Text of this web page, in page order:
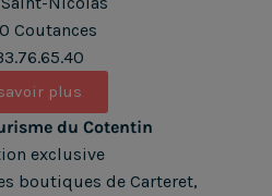
Coutances
plus
du Cotentin
exclusive
boutiques de Carteret,